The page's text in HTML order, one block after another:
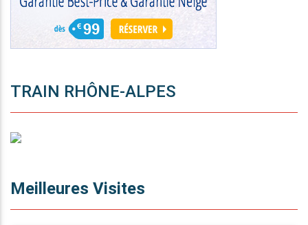
TRAIN RHÔNE-ALPES
Meilleures Visites